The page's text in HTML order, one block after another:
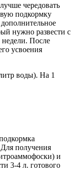
чередовать
подкормку
нужно развести с
После
усвоения
воды). На 1
получения
и
3-4 л. готового